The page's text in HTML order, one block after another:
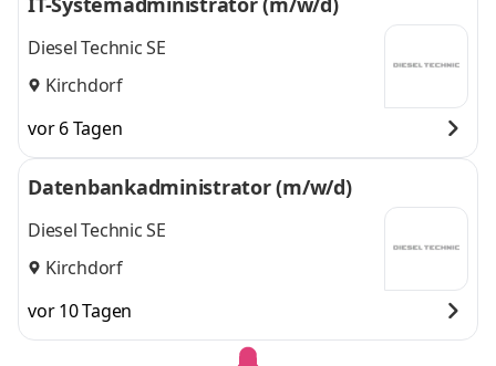
Diesel Technic SE
Kirchdorf
vor 6 Tagen
Datenbankadministrator (m/w/d)
Diesel Technic SE
Kirchdorf
vor 10 Tagen